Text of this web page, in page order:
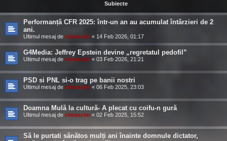
Subiecte
Performanță CFR 2025: într-un an au acumulat întârzieri de 2
ani.
Ultimul mesaj de cimaxcim « 14 Feb 2026, 01:17
G4Media: Jeffrey Epstein devine „regretatul pedofil”
Ultimul mesaj de cimaxcim « 03 Feb 2026, 21:21
PSD si PNL si-o trag pe banii nostri
Ultimul mesaj de cimaxcim « 06 Feb 2025, 23:03
Doamna Mulă la cultură- A plecat cu coifu-n gură
Ultimul mesaj de cimaxcim « 02 Feb 2025, 15:52
Să le purtati sănătos mulți ani înainte domnule dictator,